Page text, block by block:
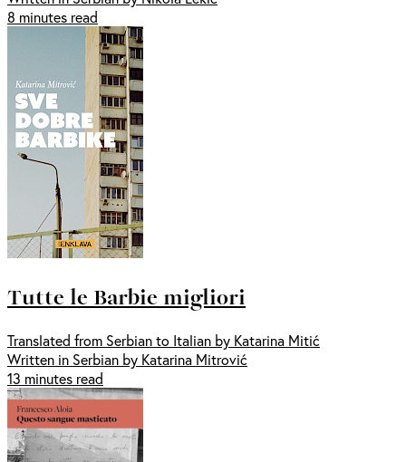
8 minutes read
Tutte le Barbie migliori
Translated from Serbian to Italian by Katarina Mitić
Written in Serbian by Katarina Mitrović
13 minutes read